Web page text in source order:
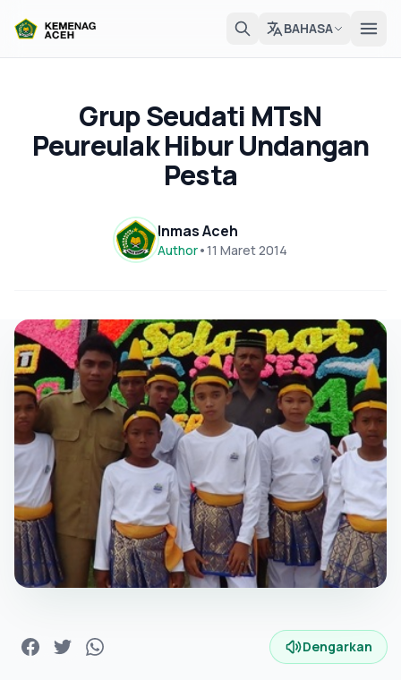
BAHASA
Grup Seudati MTsN
Peureulak Hibur Undangan
Pesta
Inmas Aceh
Author•11 Maret 2014
Dengarkan